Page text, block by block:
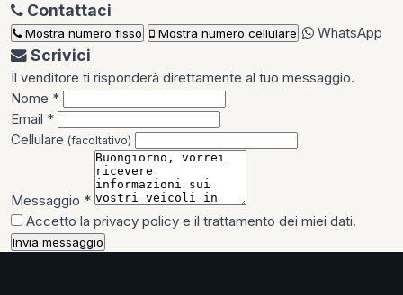
Contattaci
Mostra numero fisso Mostra numero cellulare WhatsApp
Scrivici
Il venditore ti risponderà direttamente al tuo messaggio.
Nome *
Email *
Cellulare (facoltativo)
Messaggio *
Accetto la privacy policy e il trattamento dei miei dati.
Invia messaggio